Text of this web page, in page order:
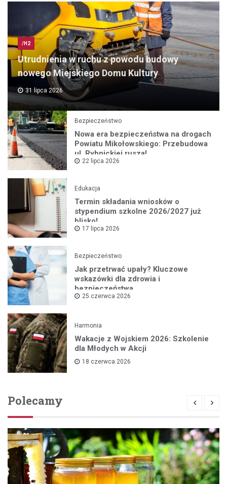
/H2
Utrudnienia w ruchu z powodu budowy
nowego Miejskiego Domu Kultury
31 lipca 2026
Bezpieczeństwo
Nowa era bezpieczeństwa na drogach
Powiatu Mikołowskiego: Przebudowa
ul. Rybnickiej rusza!
22 lipca 2026
Edukacja
Termin składania wniosków o
stypendium szkolne 2026/2027 już
blisko!
17 lipca 2026
Bezpieczeństwo
Jak przetrwać upały? Kluczowe
wskazówki dla zdrowia i
bezpieczeństwa
25 czerwca 2026
Harmonia
Wakacje z Wojskiem 2026: Szkolenie
dla Młodych w Akcji
18 czerwca 2026
Polecamy